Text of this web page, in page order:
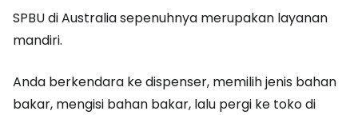
SPBU di Australia sepenuhnya merupakan layanan
mandiri.
Anda berkendara ke dispenser, memilih jenis bahan
bakar, mengisi bahan bakar, lalu pergi ke toko di